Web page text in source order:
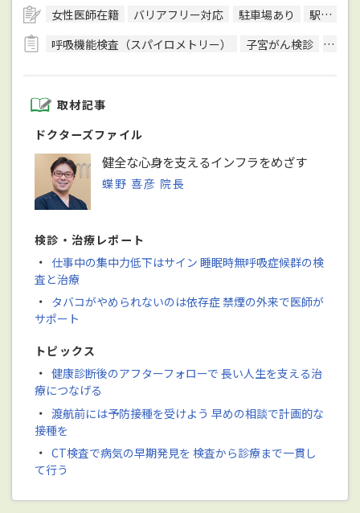
女性医師在籍 バリアフリー対応 駐車場あり
駅徒歩5分圏内
呼吸機能検査（スパイロメトリー）
子宮がん検診 子宮
取材記事
ドクターズファイル
健全な心身を支えるインフラをめざす
蝶野 喜彦 院長
検診・治療レポート
・ 仕事中の集中力低下はサイン 睡眠時無呼吸症候群の検
査と治療
・ タバコがやめられないのは依存症 禁煙の外来で医師が
サポート
トピックス
・ 健康診断後のアフターフォローで 長い人生を支える治
療につなげる
・ 渡航前には予防接種を受けよう 早めの相談で計画的な
接種を
・ CT検査で病気の早期発見を 検査から診療まで一貫し
て行う